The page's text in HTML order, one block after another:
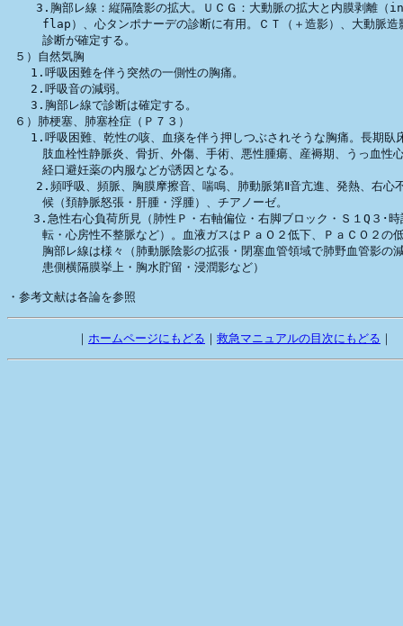
3.胸部レ線：縦隔陰影の拡大。ＵＣＧ：大動脈の拡大と内膜剥離
flap）、心タンポナーデの診断に有用。ＣＴ（＋造影）、大動脈
診断が確定する。
５）自然気胸
1.呼吸困難を伴う突然の一側性の胸痛。
2.呼吸音の減弱。
3.胸部レ線で診断は確定する。
６）肺梗塞、肺塞栓症（Ｐ７３）
1.呼吸困難、乾性の咳、血痰を伴う押しつぶされそうな胸痛。長期臥
肢血栓性静脈炎、骨折、外傷、手術、悪性腫瘍、産褥期、うっ血性
経口避妊薬の内服などが誘因となる。
2.頻呼吸、頻脈、胸膜摩擦音、喘鳴、肺動脈第Ⅱ音亢進、発熱、右心
候（頚静脈怒張・肝腫・浮腫）、チアノーゼ。
3.急性右心負荷所見（肺性Ｐ・右軸偏位・右脚ブロック・Ｓ１Q３･時
転・心房性不整脈など）。血液ガスはＰａＯ２低下、ＰａＣＯ２の
胸部レ線は様々（肺動脈陰影の拡張・閉塞血管領域で肺野血管影の
患側横隔膜挙上・胸水貯留・浸潤影など）
｜ ホームページにもどる ｜ 救急マニュアルの目次にもどる ｜